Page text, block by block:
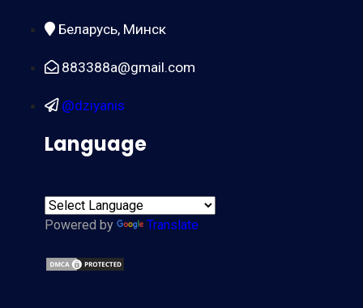
Беларусь, Минск
883388a@gmail.com
@dziyanis
Language
Powered by Translate